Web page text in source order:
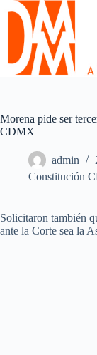
Skip
content
Morena pide ser
CDMX
admin
Constitución
Solicitaron también
ante la Corte sea la